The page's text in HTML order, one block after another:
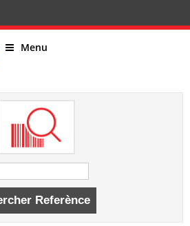
Menu